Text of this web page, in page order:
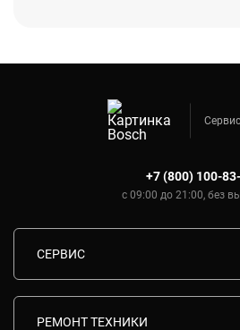
+7 (800) 100-
с 09:00 до 21:00, без
СЕРВИС
РЕМОНТ ТЕХНИКИ